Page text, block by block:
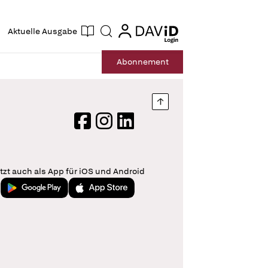
Aktuelle Ausgabe Suche login
login
Abonnement
Nach oben springen
FacebookInstagram
LinkedIn
auch als App für iOS und Android
Jetzt bei Google PlayLaden im App Store